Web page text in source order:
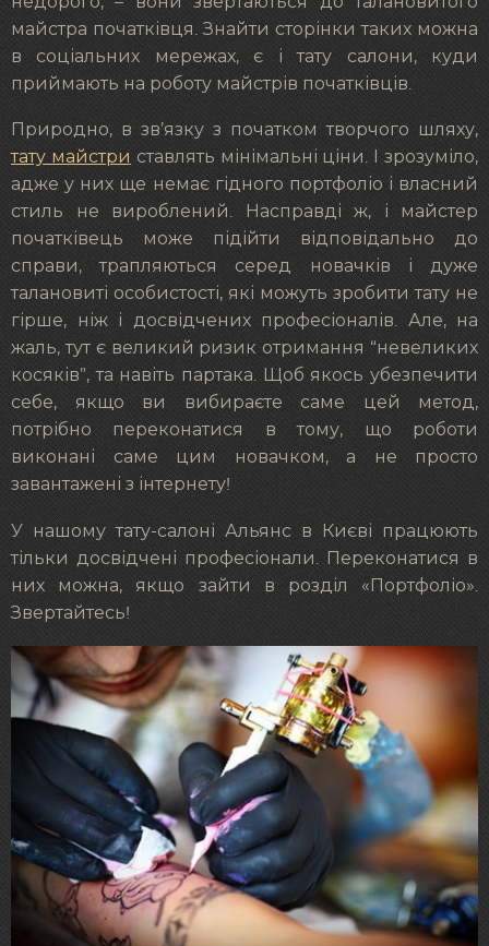
майстра початківця. Знайти сторінки таких можна
в соціальних мережах, є і тату салони, куди
приймають на роботу майстрів початківців.
Природно, в зв’язку з початком творчого шляху,
тату майстри ставлять мінімальні ціни. І зрозуміло,
адже у них ще немає гідного портфоліо і власний
стиль не вироблений. Насправді ж, і майстер
початківець може підійти відповідально до
справи, трапляються серед новачків і дуже
талановиті особистості, які можуть зробити тату не
гірше, ніж і досвідчених професіоналів. Але, на
жаль, тут є великий ризик отримання “невеликих
косяків”, та навіть партака. Щоб якось убезпечити
себе, якщо ви вибираєте саме цей метод,
потрібно переконатися в тому, що роботи
виконані саме цим новачком, а не просто
завантажені з інтернету!
У нашому тату-салоні Альянс в Києві працюють
тільки досвідчені професіонали. Переконатися в
них можна, якщо зайти в розділ «Портфоліо».
Звертайтесь!